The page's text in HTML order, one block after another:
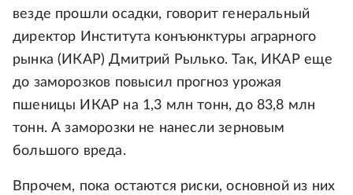
везде прошли осадки, говорит генеральный
директор Института конъюнктуры аграрного
рынка (ИКАР) Дмитрий Рылько. Так, ИКАР еще
до заморозков повысил прогноз урожая
пшеницы ИКАР на 1,3 млн тонн, до 83,8 млн
тонн. А заморозки не нанесли зерновым
большого вреда.
Впрочем, пока остаются риски, основной из них